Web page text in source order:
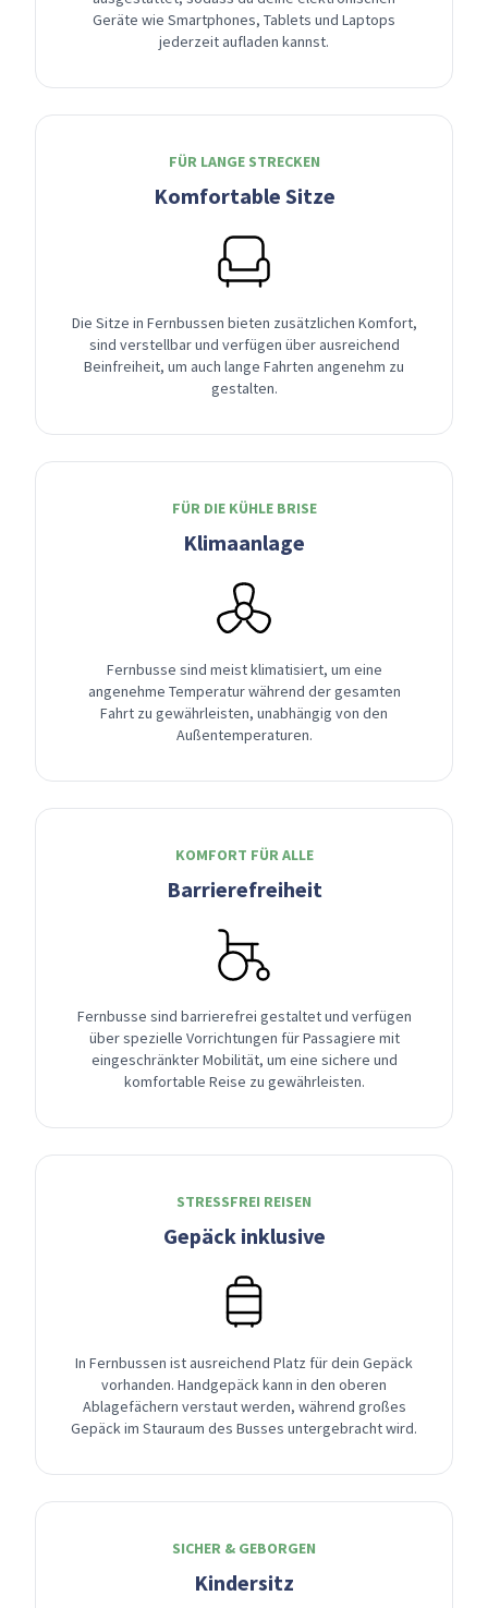
Geräte wie Smartphones, Tablets und Laptops
jederzeit aufladen kannst.
FÜR LANGE STRECKEN
Komfortable Sitze
Die Sitze in Fernbussen bieten zusätzlichen Komfort,
sind verstellbar und verfügen über ausreichend
Beinfreiheit, um auch lange Fahrten angenehm zu
gestalten.
FÜR DIE KÜHLE BRISE
Klimaanlage
Fernbusse sind meist klimatisiert, um eine
angenehme Temperatur während der gesamten
Fahrt zu gewährleisten, unabhängig von den
Außentemperaturen.
KOMFORT FÜR ALLE
Barrierefreiheit
Fernbusse sind barrierefrei gestaltet und verfügen
über spezielle Vorrichtungen für Passagiere mit
eingeschränkter Mobilität, um eine sichere und
komfortable Reise zu gewährleisten.
STRESSFREI REISEN
Gepäck inklusive
In Fernbussen ist ausreichend Platz für dein Gepäck
vorhanden. Handgepäck kann in den oberen
Ablagefächern verstaut werden, während großes
Gepäck im Stauraum des Busses untergebracht wird.
SICHER & GEBORGEN
Kindersitz